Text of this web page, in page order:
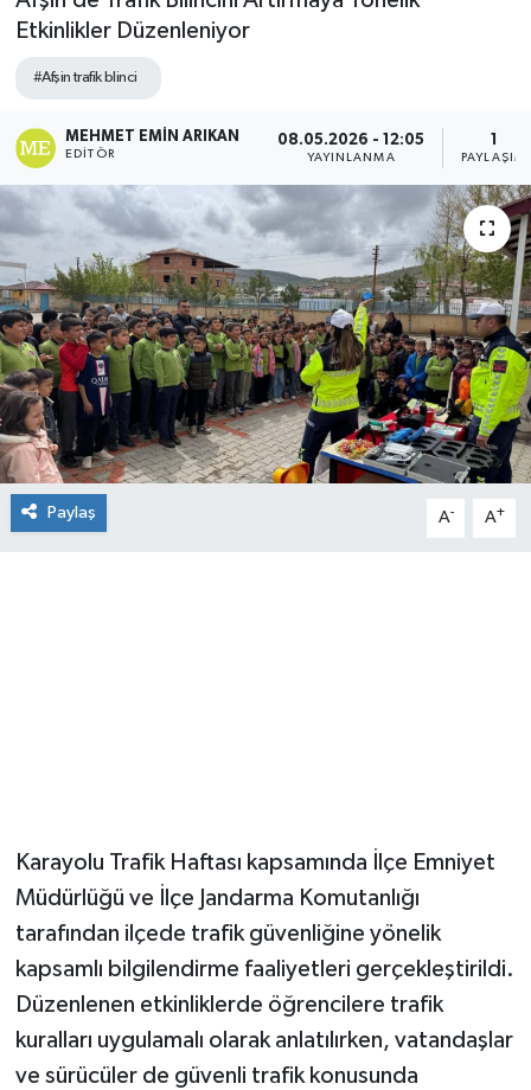
Etkinlikler Düzenleniyor
#Afşin trafik blinci
MEHMET EMIN ARIKAN
EDITÖR
08.05.2026 - 12:05
YAYINLANMA
1
PAYLAŞIM
Paylaş A- A+
Karayolu Trafik Haftası kapsamında İlçe Emniyet
Müdürlüğü ve İlçe Jandarma Komutanlığı
tarafından ilçede trafik güvenliğine yönelik
kapsamlı bilgilendirme faaliyetleri gerçekleştirildi.
Düzenlenen etkinliklerde öğrencilere trafik
kuralları uygulamalı olarak anlatılırken, vatandaşlar
ve sürücüler de güvenli trafik konusunda